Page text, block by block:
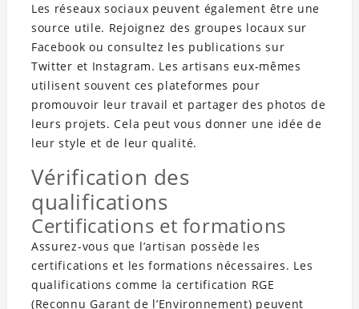
Les réseaux sociaux peuvent également être une
source utile. Rejoignez des groupes locaux sur
Facebook ou consultez les publications sur
Twitter et Instagram. Les artisans eux-mêmes
utilisent souvent ces plateformes pour
promouvoir leur travail et partager des photos de
leurs projets. Cela peut vous donner une idée de
leur style et de leur qualité.
Vérification des
qualifications
Certifications et formations
Assurez-vous que l’artisan possède les
certifications et les formations nécessaires. Les
qualifications comme la certification RGE
(Reconnu Garant de l’Environnement) peuvent